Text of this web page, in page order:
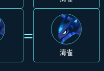
=
清雀